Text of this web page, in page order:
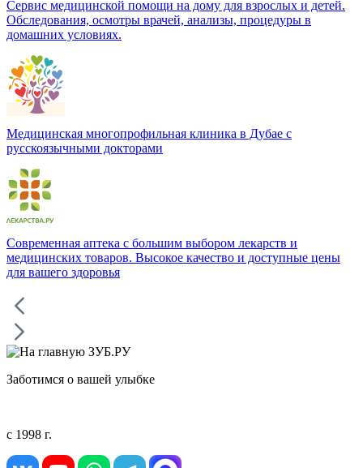
Сервис медицинской помощи на дому для взрослых и детей.
Обследования, осмотры врачей, анализы, процедуры в
домашних условиях.
Медицинская многопрофильная клиника в Дубае с
русскоязычными докторами
Современная аптека с большим выбором лекарств и
медицинских товаров. Высокое качество и доступные цены
для вашего здоровья
Заботимся о вашей улыбке
с 1998 г.